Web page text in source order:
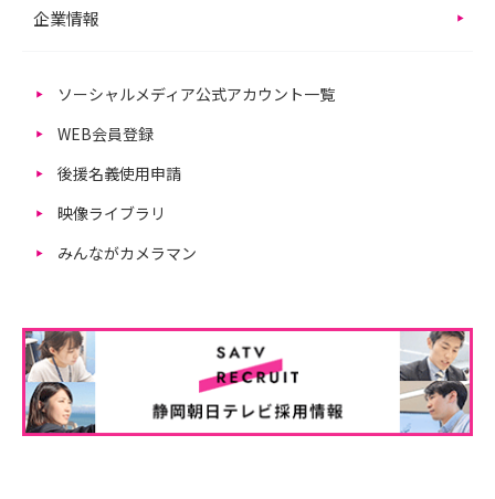
企業情報
ソーシャルメディア公式アカウント一覧
WEB会員登録
後援名義使用申請
映像ライブラリ
みんながカメラマン